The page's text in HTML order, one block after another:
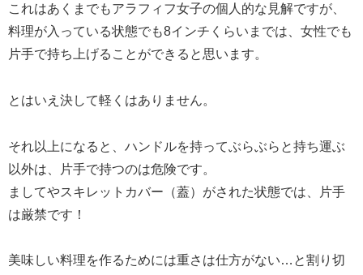
これはあくまでもアラフィフ女子の個人的な見解ですが、
料理が入っている状態でも8インチくらいまでは、女性でも
片手で持ち上げることができると思います。
とはいえ決して軽くはありません。
それ以上になると、ハンドルを持ってぶらぶらと持ち運ぶ
以外は、片手で持つのは危険です。
ましてやスキレットカバー（蓋）がされた状態では、片手
は厳禁です！
美味しい料理を作るためには重さは仕方がない…と割り切